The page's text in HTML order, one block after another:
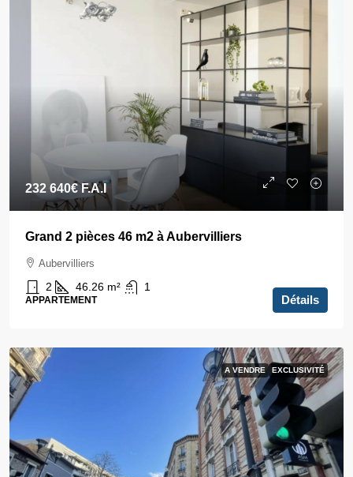
232 640€F.A.I
Grand 2 pièces 46 m2 à Aubervilliers
Aubervilliers
2 46.26 m² 1
APPARTEMENT Détails
A VENDRE EXCLUSIVITÉ